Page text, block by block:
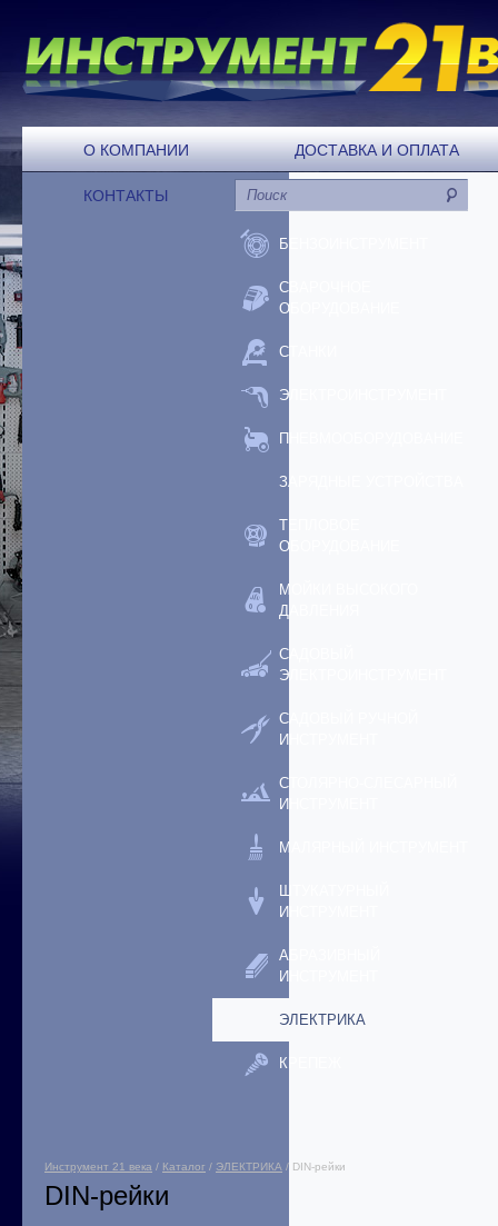
О КОМПАНИИ ДОСТАВКА И ОПЛАТА
КОНТАКТЫ
БЕНЗОИНСТРУМЕНТ
СВАРОЧНОЕ
ОБОРУДОВАНИЕ
СТАНКИ
ЭЛЕКТРОИНСТРУМЕНТ
ПНЕВМООБОРУДОВАНИЕ
ЗАРЯДНЫЕ УСТРОЙСТВА
ТЕПЛОВОЕ
ОБОРУДОВАНИЕ
МОЙКИ ВЫСОКОГО
ДАВЛЕНИЯ
САДОВЫЙ
ЭЛЕКТРОИНСТРУМЕНТ
САДОВЫЙ РУЧНОЙ
ИНСТРУМЕНТ
СТОЛЯРНО-СЛЕСАРНЫЙ
ИНСТРУМЕНТ
МАЛЯРНЫЙ ИНСТРУМЕНТ
ШТУКАТУРНЫЙ
ИНСТРУМЕНТ
АБРАЗИВНЫЙ
ИНСТРУМЕНТ
ЭЛЕКТРИКА
КРЕПЕЖ
Инструмент 21 века / Каталог / ЭЛЕКТРИКА / DIN-рейки
DIN-рейки